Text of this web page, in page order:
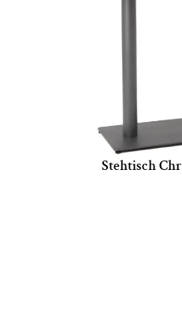
Stehtisch